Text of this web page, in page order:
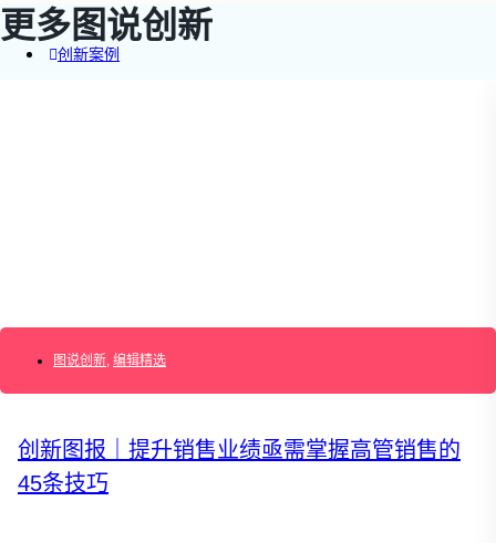
创新案例
产品驱动增长
转型敏捷组织
培养创新能力
运营创新转型
营销创新趋势报告
更多图说创新
图说创新, 编辑精选
创新图报｜提升销售业绩亟需掌握高管销售的
45条技巧